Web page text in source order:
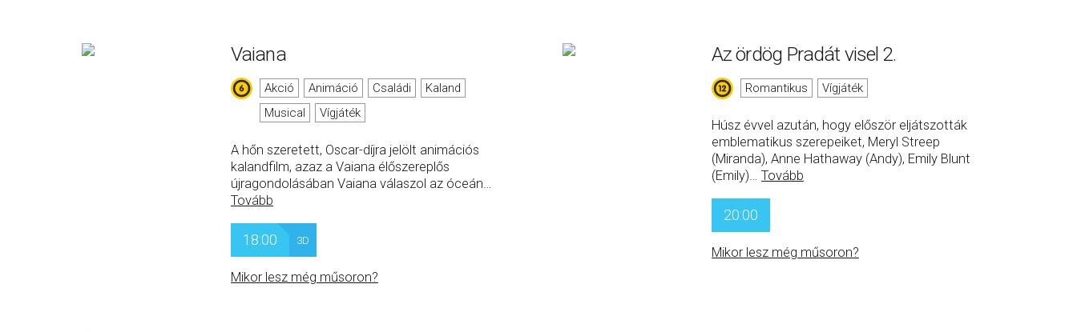
Vaiana
Akció Animáció Családi
Kaland
Musical
Vígjáték
A hőn szeretett, Oscar-díjra jelölt animációs
kalandfilm, azaz a Vaiana élőszereplős
újragondolásában Vaiana válaszol az óceán…
Tovább
18:00 3D
Mikor lesz még műsoron?
Az ördög Pradát visel 2.
Romantikus Vígjáték
Húsz évvel azután, hogy először eljátszották
emblematikus szerepeiket, Meryl Streep
(Miranda), Anne Hathaway (Andy), Emily Blunt
(Emily)… Tovább
20:00
Mikor lesz még műsoron?